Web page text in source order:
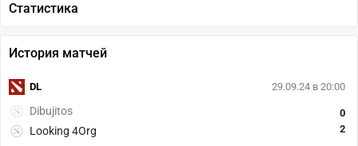
Статистика
История матчей
29.09.24 в 20:00
Dibujitos
Looking 4Org
0
2
DL